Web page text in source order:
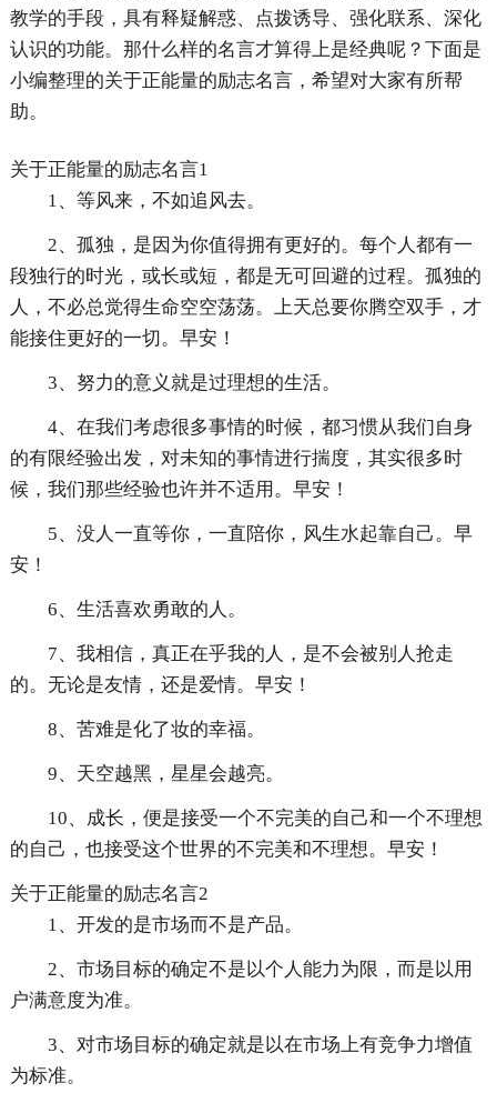
教学的手段，具有释疑解惑、点拨诱导、强化联系、深化
认识的功能。那什么样的名言才算得上是经典呢？下面是
小编整理的关于正能量的励志名言，希望对大家有所帮
助。
关于正能量的励志名言1
1、等风来，不如追风去。
2、孤独，是因为你值得拥有更好的。每个人都有一
段独行的时光，或长或短，都是无可回避的过程。孤独的
人，不必总觉得生命空空荡荡。上天总要你腾空双手，才
能接住更好的一切。早安！
3、努力的意义就是过理想的生活。
4、在我们考虑很多事情的时候，都习惯从我们自身
的有限经验出发，对未知的事情进行揣度，其实很多时
候，我们那些经验也许并不适用。早安！
5、没人一直等你，一直陪你，风生水起靠自己。早
安！
6、生活喜欢勇敢的人。
7、我相信，真正在乎我的人，是不会被别人抢走
的。无论是友情，还是爱情。早安！
8、苦难是化了妆的幸福。
9、天空越黑，星星会越亮。
10、成长，便是接受一个不完美的自己和一个不理想
的自己，也接受这个世界的不完美和不理想。早安！
关于正能量的励志名言2
1、开发的是市场而不是产品。
2、市场目标的确定不是以个人能力为限，而是以用
户满意度为准。
3、对市场目标的确定就是以在市场上有竞争力增值
为标准。